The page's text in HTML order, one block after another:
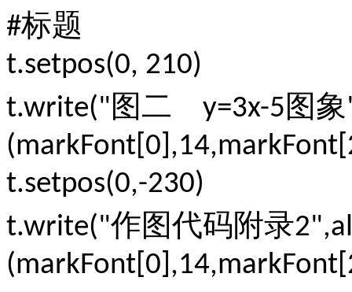
#标题
t.setpos(0, 210)
t.write("图二 y=3x-5图象
t.setpos(0,-230)
t.write("作图代码附录